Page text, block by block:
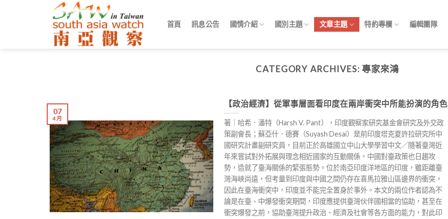
首頁 訊息公告 國情介紹 國別主題 文章主題 特約專欄 編輯團隊
CATEGORY ARCHIVES:專家來鴻
【政治經濟】從軍事層面看印度在兩岸衝突中所能扮演的角色
著｜哈希．潘特（Harsh V. Pant），印度觀察家研究基金會研究及外交政
策副會長；蘇亞什．德賽（Suyash Desai）是前印度塔克夏許拉研究所中
國研究計畫副研究員，目前正於高雄國立中山大學學習中文／隨著臺灣近
年來嘗試對外拓展與理念相近國家的互動關係，中國對臺政策也日趨攻
勢，造就了臺海關係的緊張態勢。位於南亞印度洋地區的印度，雖距離臺
灣海峽尚遠，但考量到印度與中國之間仍存在喜馬拉雅山區邊界的衝突，
因此在臺海衝突中，印度並不能完全置身於事外。本文的兩位作者認為不
論是在臺、中爆發衝突期間，印度應提供臺灣伙伴國相當的協助，甚至在
衝突爆發之前，協助臺灣提升政治、經濟及社會等各方面的能力，對此印
07
4 月